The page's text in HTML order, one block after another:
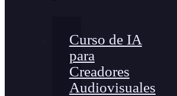
Curso de IA
para
Creadores
Audiovisuales